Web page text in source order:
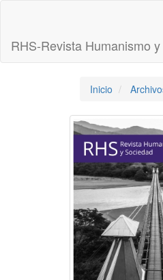
principal
Barra
RHS-Revista Humanismo
Inicio